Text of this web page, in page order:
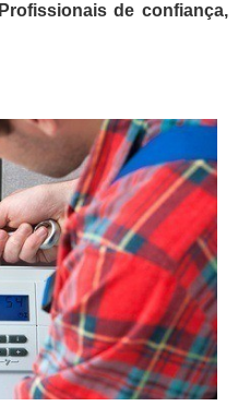
Profissionais de confiança,